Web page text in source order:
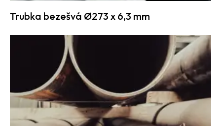
Trubka bezešvá Ø273 x 6,3 mm